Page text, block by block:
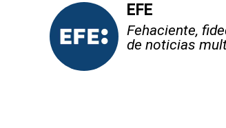
EFE
Fehaciente,
de noticias